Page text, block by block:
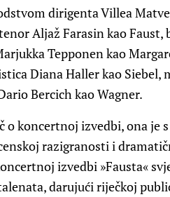
dirigenta Villea
Aljaž Farasin kao Faust,
Tepponen kao
Diana Haller kao
Bercich kao Wagner.
o koncertnoj izvedbi, ona je
razigranosti i
izvedbi »Fausta«
darujući riječkoj